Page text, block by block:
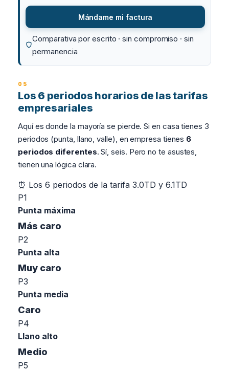
Mándame mi factura
Comparativa por escrito · sin compromiso · sin
permanencia
Los 6 periodos horarios de las tarifas
empresariales
Aquí es donde la mayoría se pierde. Si en casa tienes 3
periodos (punta, llano, valle), en empresa tienes 6
periodos diferentes. Sí, seis. Pero no te asustes,
tienen una lógica clara.
⏰ Los 6 periodos de la tarifa 3.0TD y 6.1TD
P1
Punta máxima
Más caro
P2
Punta alta
Muy caro
P3
Punta media
Caro
P4
Llano alto
Medio
P5